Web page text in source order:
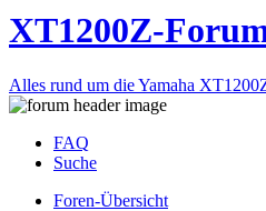
XT1200Z-
Alles rund um die Yamaha
FAQ
Suche
Foren-Übersicht